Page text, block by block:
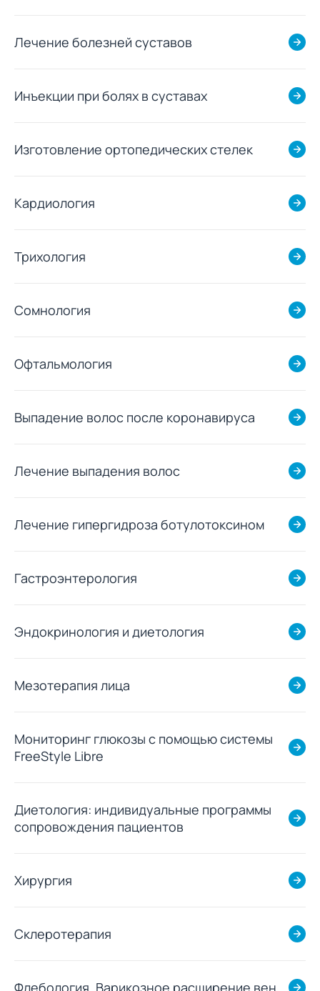
Лечение болезней суставов
Инъекции при болях в суставах
Изготовление ортопедических стелек
Кардиология
Трихология
Сомнология
Офтальмология
Выпадение волос после коронавируса
Лечение выпадения волос
Лечение гипергидроза ботулотоксином
Гастроэнтерология
Эндокринология и диетология
Мезотерапия лица
Мониторинг глюкозы с помощью системы
FreeStyle Libre
Диетология: индивидуальные программы
сопровождения пациентов
Хирургия
Склеротерапия
Флебология. Варикозное расширение вен